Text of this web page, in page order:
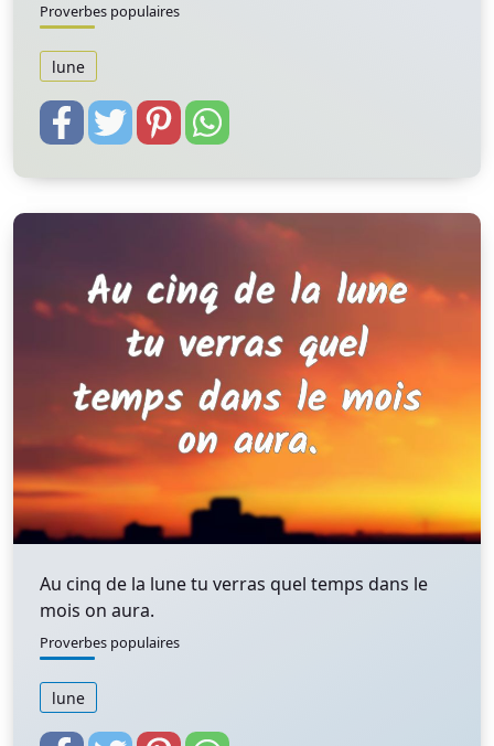
Proverbes populaires
lune
Au cinq de la lune tu verras quel temps dans le
mois on aura.
Proverbes populaires
lune